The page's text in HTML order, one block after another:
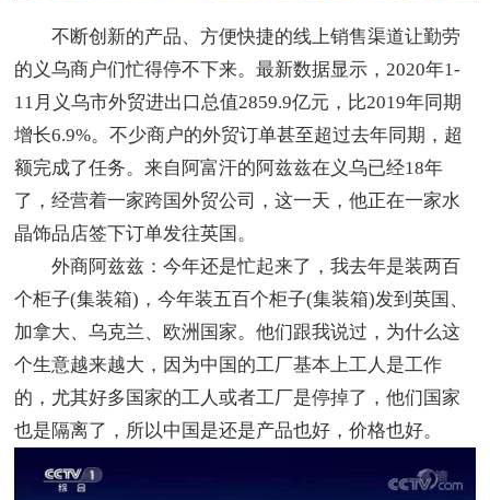
不断创新的产品、方便快捷的线上销售渠道让勤劳
的义乌商户们忙得停不下来。最新数据显示，2020年1-
11月义乌市外贸进出口总值2859.9亿元，比2019年同期
增长6.9%。不少商户的外贸订单甚至超过去年同期，超
额完成了任务。来自阿富汗的阿兹兹在义乌已经18年
了，经营着一家跨国外贸公司，这一天，他正在一家水
晶饰品店签下订单发往英国。
外商阿兹兹：今年还是忙起来了，我去年是装两百
个柜子(集装箱)，今年装五百个柜子(集装箱)发到英国、
加拿大、乌克兰、欧洲国家。他们跟我说过，为什么这
个生意越来越大，因为中国的工厂基本上工人是工作
的，尤其好多国家的工人或者工厂是停掉了，他们国家
也是隔离了，所以中国是还是产品也好，价格也好。